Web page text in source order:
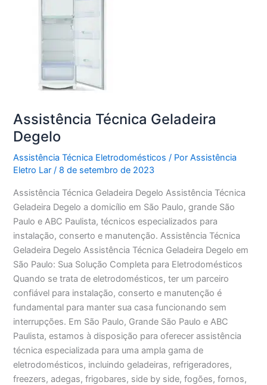
Assistência Técnica Geladeira
Degelo
Assistência Técnica Eletrodomésticos / PorAssistência
Eletro Lar/ 8 de setembro de 2023
Assistência Técnica Geladeira Degelo Assistência Técnica
Geladeira Degelo a domicílio em São Paulo, grande São
Paulo e ABC Paulista, técnicos especializados para
instalação, conserto e manutenção. Assistência Técnica
Geladeira Degelo Assistência Técnica Geladeira Degelo em
São Paulo: Sua Solução Completa para Eletrodomésticos
Quando se trata de eletrodomésticos, ter um parceiro
confiável para instalação, conserto e manutenção é
fundamental para manter sua casa funcionando sem
interrupções. Em São Paulo, Grande São Paulo e ABC
Paulista, estamos à disposição para oferecer assistência
técnica especializada para uma ampla gama de
eletrodomésticos, incluindo geladeiras, refrigeradores,
freezers, adegas, frigobares, side by side, fogões, fornos,